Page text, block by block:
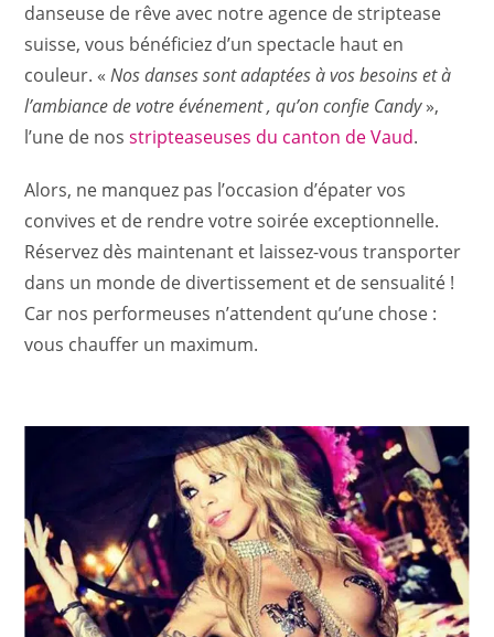
danseuse de rêve avec notre agence de striptease
suisse, vous bénéficiez d’un spectacle haut en
couleur. «Nos danses sont adaptées à vos besoins et à
l’ambiance de votre événement , qu’on confie Candy»,
l’une de nosstripteaseuses du canton de Vaud.
Alors, ne manquez pas l’occasion d’épater vos
convives et de rendre votre soirée exceptionnelle.
Réservez dès maintenant et laissez-vous transporter
dans un monde de divertissement et de sensualité !
Car nos performeuses n’attendent qu’une chose :
vous chauffer un maximum.